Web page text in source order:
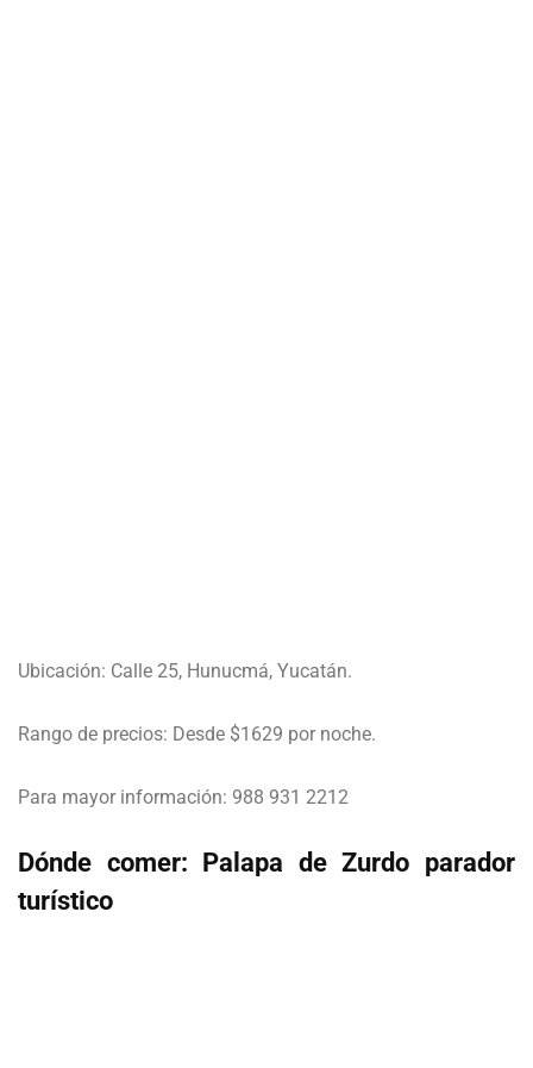
Ubicación: Calle 25, Hunucmá, Yucatán.
Rango de precios: Desde $1629 por noche.
Para mayor información: 988 931 2212
Dónde comer: Palapa de Zurdo parador
turístico